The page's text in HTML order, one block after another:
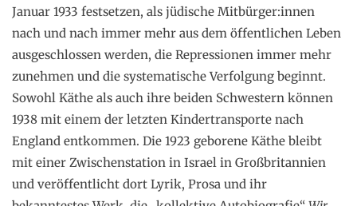
Januar 1933 festsetzen, als jüdische Mitbürger:innen
nach und nach immer mehr aus dem öffentlichen Leben
ausgeschlossen werden, die Repressionen immer mehr
zunehmen und die systematische Verfolgung beginnt.
Sowohl Käthe als auch ihre beiden Schwestern können
1938 mit einem der letzten Kindertransporte nach
England entkommen. Die 1923 geborene Käthe bleibt
mit einer Zwischenstation in Israel in Großbritannien
und veröffentlicht dort Lyrik, Prosa und ihr